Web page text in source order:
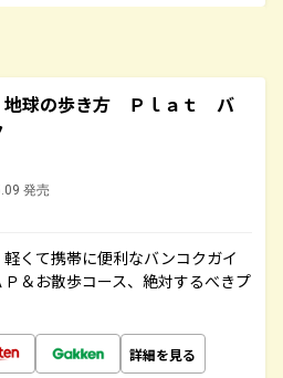
球の歩き方 Ｐｌａｔ バ
発売
くて携帯に便利なバンコクガイ
＆お散歩コース、絶対するべきプ
詳細を見る